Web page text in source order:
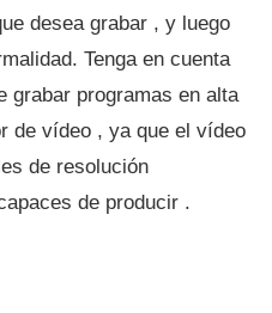
desea grabar , y luego
Tenga en cuenta
grabar programas en alta
de vídeo , ya que el vídeo
de resolución
de producir .